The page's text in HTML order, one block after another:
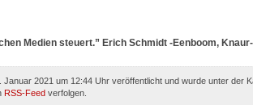
Medien steuert.” Erich Schmidt -Eenboom,
2021 um 12:44 Uhr veröffentlicht und wurde unter der
RSS-Feed verfolgen.